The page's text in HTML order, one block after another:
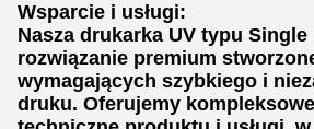
Wsparcie i usługi:
Nasza drukarka UV typu Single
rozwiązanie premium
wymagających szybkiego i
druku. Oferujemy